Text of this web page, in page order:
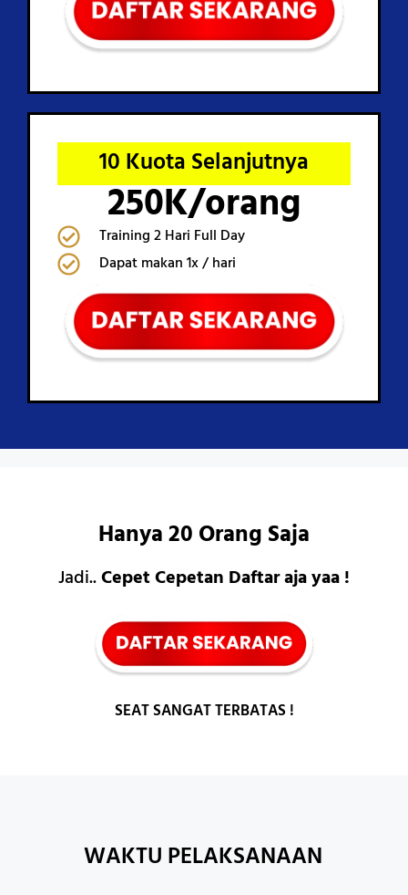
10 Kuota Selanjutnya
250K/orang
Training 2 Hari Full Day
Dapat makan 1x / hari
Hanya 20 Orang Saja
Jadi..Cepet Cepetan Daftar aja yaa !
SEAT SANGAT TERBATAS !
WAKTU PELAKSANAAN